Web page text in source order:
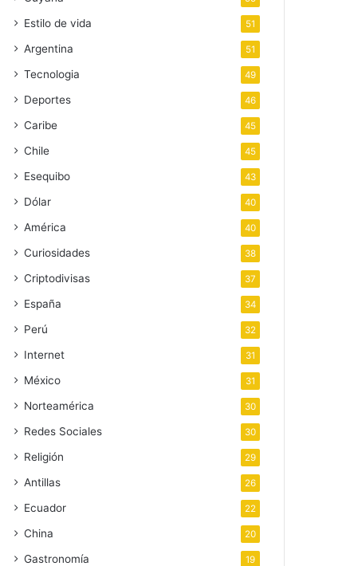
Estilo de vida 51
Argentina 51
Tecnologia 49
Deportes 46
Caribe 45
Chile 45
Esequibo 43
Dólar 40
América 40
Curiosidades 38
Criptodivisas 37
España 34
Perú 32
Internet 31
México 31
Norteamérica 30
Redes Sociales 30
Religión 29
Antillas 26
Ecuador 22
China 20
Gastronomía 19